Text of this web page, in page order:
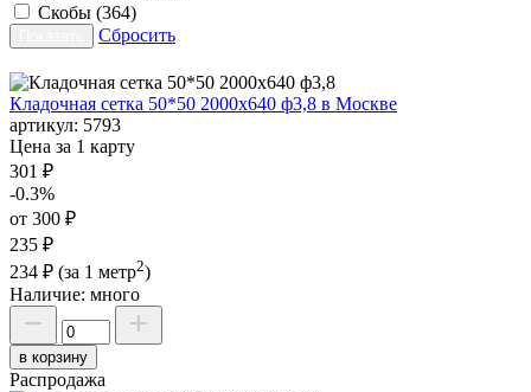
Скобы (364)
Сбросить
Кладочная сетка 50*50 2000х640 ф3,8 в Москве
артикул: 5793
Цена за 1 карту
301 ₽
-0.3%
от 300 ₽
235 ₽
234 ₽ (за 1 метр2)
Наличие: много
в корзину
Распродажа